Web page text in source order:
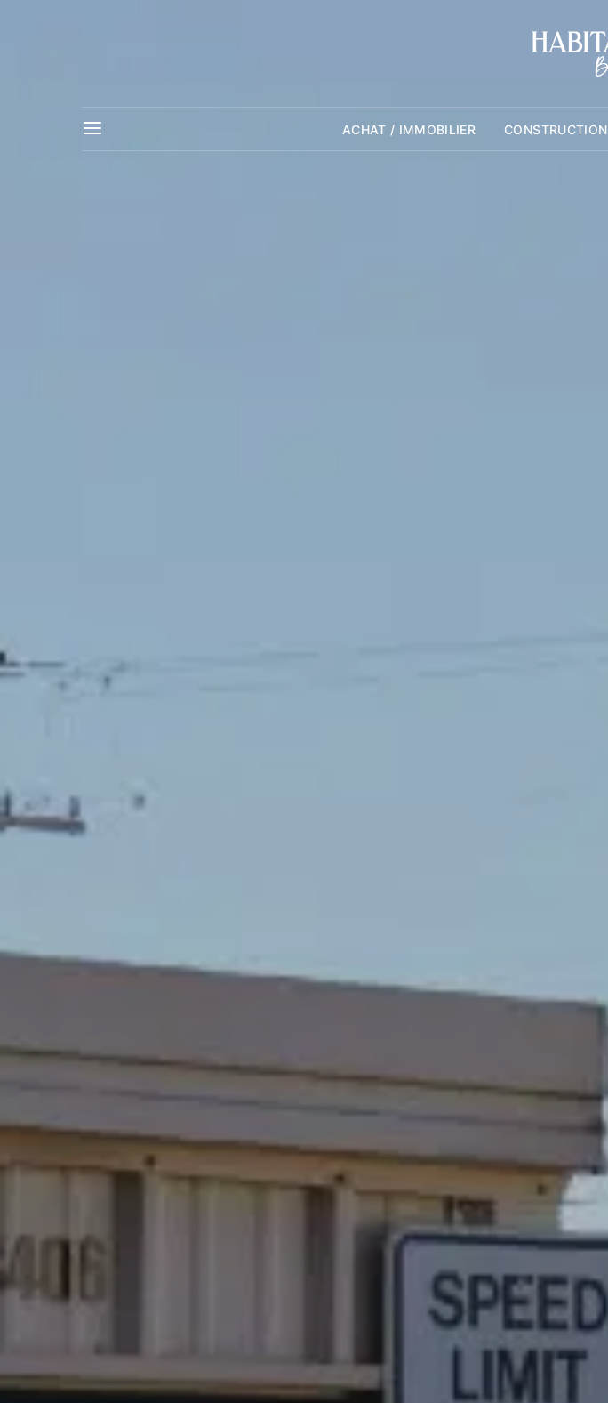
ACHAT / IMMOBILIER CONSTRUCTION